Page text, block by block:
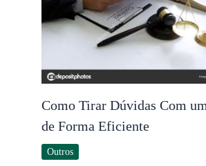
Como Tirar Dúvidas Com
de Forma Eficiente
Outros